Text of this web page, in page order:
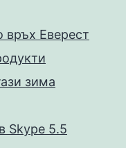
връх Еверест
зима
Skype 5.5